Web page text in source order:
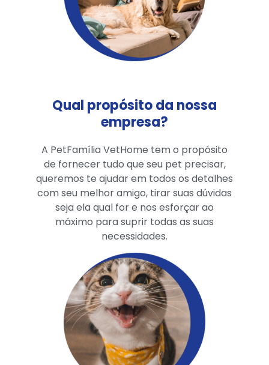
Qual propósito da nossa
empresa?
A PetFamília VetHome tem o propósito
de fornecer tudo que seu pet precisar,
queremos te ajudar em todos os detalhes
com seu melhor amigo, tirar suas dúvidas
seja ela qual for e nos esforçar ao
máximo para suprir todas as suas
necessidades.